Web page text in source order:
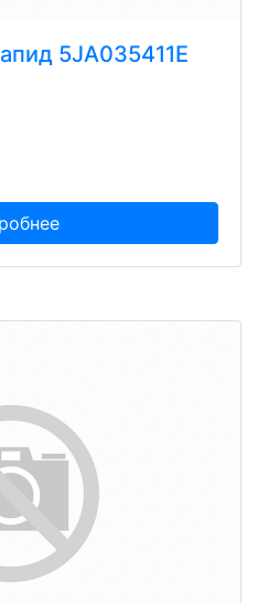
5JA035411E